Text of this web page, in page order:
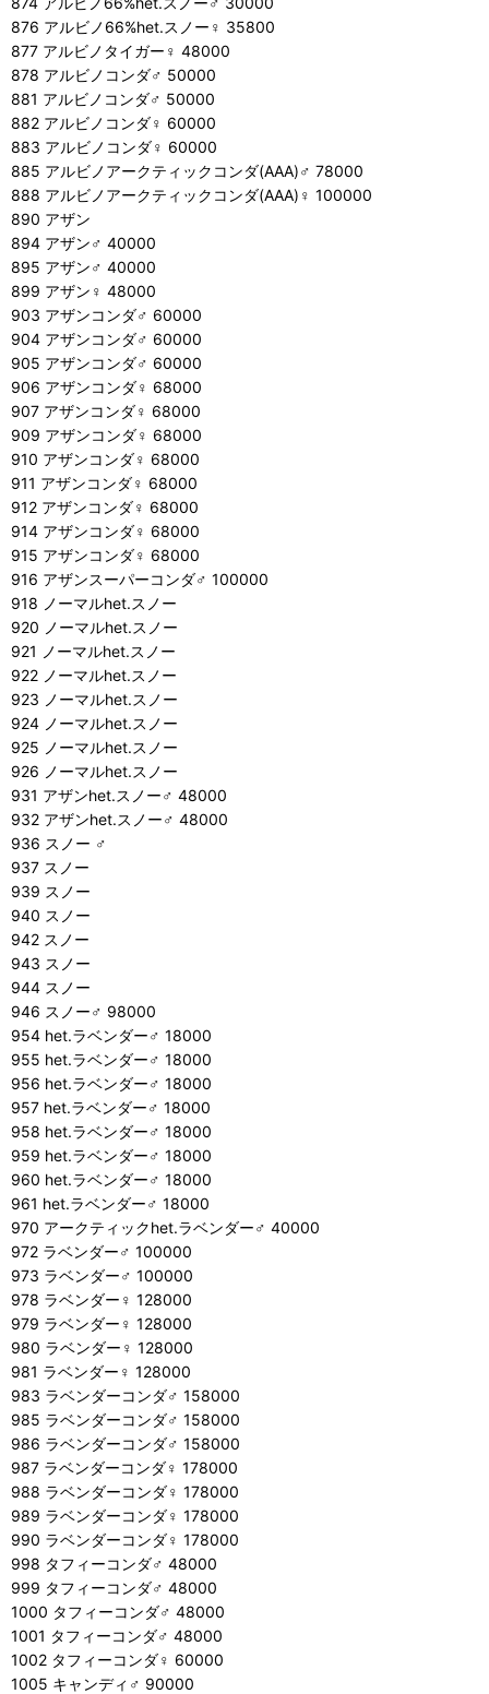
876 アルビノ66%het.スノー♀ 35800
877 アルビノタイガー♀ 48000
878 アルビノコンダ♂ 50000
881 アルビノコンダ♂ 50000
882 アルビノコンダ♀ 60000
883 アルビノコンダ♀ 60000
885 アルビノアークティックコンダ(AAA)♂ 78000
888 アルビノアークティックコンダ(AAA)♀ 100000
890 アザン
894 アザン♂ 40000
895 アザン♂ 40000
899 アザン♀ 48000
903 アザンコンダ♂ 60000
904 アザンコンダ♂ 60000
905 アザンコンダ♂ 60000
906 アザンコンダ♀ 68000
907 アザンコンダ♀ 68000
909 アザンコンダ♀ 68000
910 アザンコンダ♀ 68000
911 アザンコンダ♀ 68000
912 アザンコンダ♀ 68000
914 アザンコンダ♀ 68000
915 アザンコンダ♀ 68000
916 アザンスーパーコンダ♂ 100000
918 ノーマルhet.スノー
920 ノーマルhet.スノー
921 ノーマルhet.スノー
922 ノーマルhet.スノー
923 ノーマルhet.スノー
924 ノーマルhet.スノー
925 ノーマルhet.スノー
926 ノーマルhet.スノー
931 アザンhet.スノー♂ 48000
932 アザンhet.スノー♂ 48000
936 スノー ♂
937 スノー
939 スノー
940 スノー
942 スノー
943 スノー
944 スノー
946 スノー♂ 98000
954 het.ラベンダー♂ 18000
955 het.ラベンダー♂ 18000
956 het.ラベンダー♂ 18000
957 het.ラベンダー♂ 18000
958 het.ラベンダー♂ 18000
959 het.ラベンダー♂ 18000
960 het.ラベンダー♂ 18000
961 het.ラベンダー♂ 18000
970 アークティックhet.ラベンダー♂ 40000
972 ラベンダー♂ 100000
973 ラベンダー♂ 100000
978 ラベンダー♀ 128000
979 ラベンダー♀ 128000
980 ラベンダー♀ 128000
981 ラベンダー♀ 128000
983 ラベンダーコンダ♂ 158000
985 ラベンダーコンダ♂ 158000
986 ラベンダーコンダ♂ 158000
987 ラベンダーコンダ♀ 178000
988 ラベンダーコンダ♀ 178000
989 ラベンダーコンダ♀ 178000
990 ラベンダーコンダ♀ 178000
998 タフィーコンダ♂ 48000
999 タフィーコンダ♂ 48000
1000 タフィーコンダ♂ 48000
1001 タフィーコンダ♂ 48000
1002 タフィーコンダ♀ 60000
1005 キャンディ♂ 90000